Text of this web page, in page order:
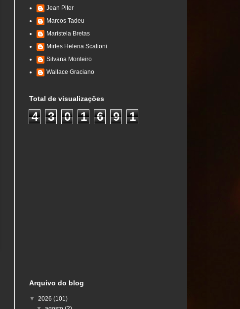
Jean Piter
Marcos Tadeu
Maristela Bretas
Mirtes Helena Scalioni
Silvana Monteiro
Wallace Graciano
Total de visualizações
4 3 0 1 6 9 1
Arquivo do blog
▼ 2026 (101)